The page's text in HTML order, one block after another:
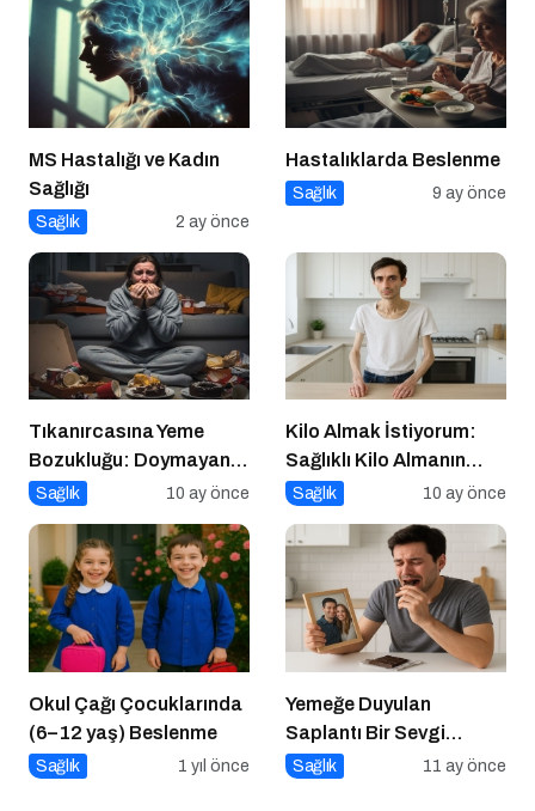
MS Hastalığı ve Kadın
Sağlığı
Sağlık 2 ay önce
Hastalıklarda Beslenme
Sağlık 9 ay önce
Tıkanırcasına Yeme
Bozukluğu: Doymayan
Duygular
Sağlık 10 ay önce
Kilo Almak İstiyorum:
Sağlıklı Kilo Almanın
Yolları
Sağlık 10 ay önce
Okul Çağı Çocuklarında
(6–12 yaş) Beslenme
Sağlık 1 yıl önce
Yemeğe Duyulan
Saplantı Bir Sevgi
İhtiyacıdır
Sağlık 11 ay önce